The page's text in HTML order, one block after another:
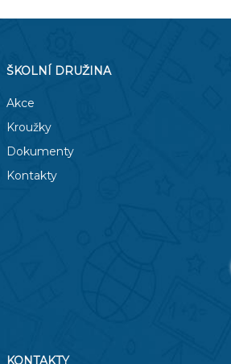
ŠKOLNÍ DRUŽINA
Akce
Kroužky
Dokumenty
Kontakty
KONTAKTY